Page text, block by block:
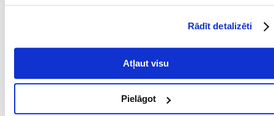
Rādīt detalizēti
Atļaut visu
Pielāgot
Tikai reģistrēti FERA24.LV klienti, kuri ir iegādājušies produktu,
var dot tai vērtējumu. Ar zvaigznītēm norādītais vērtējums ir
vidējais no visiem vērtējumiem. Pēc atsauksmju apstrādes mēs
publicēsim gan pozitīvus, gan negatīvus vērtējumus.